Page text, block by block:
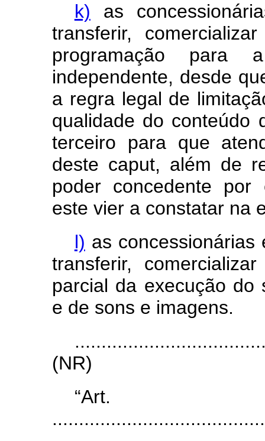
k) as
transferir,
programação para
independente, desde
a regra legal de
qualidade do conteúdo
terceiro para que
deste caput, além de
poder concedente por
este vier a constatar na
l) as concessionárias
transferir,
parcial da execução do
e de sons e imagens.
(NR)